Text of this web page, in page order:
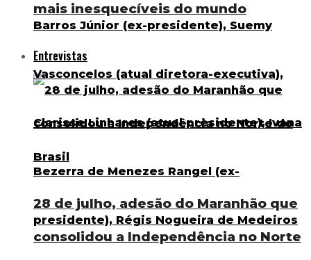
mais inesquecíveis do mundo
Entrevistas
28 de julho, adesão do Maranhão que
consolidou a Independência no Norte